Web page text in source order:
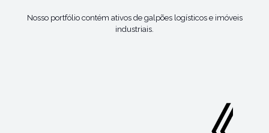
Nosso portfólio contém ativos de galpões logísticos e imóveis
industriais.